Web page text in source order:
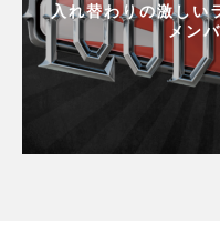
入れ替わりの激し
メン